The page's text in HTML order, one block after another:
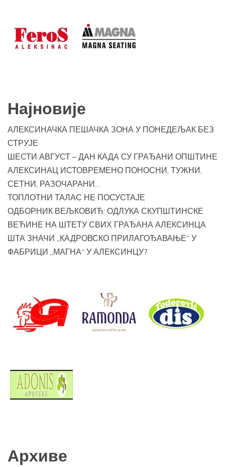
Најновије
АЛЕКСИНАЧКА ПЕШАЧКА ЗОНА У ПОНЕДЕЉАК БЕЗ
СТРУЈЕ
ШЕСТИ АВГУСТ – ДАН КАДА СУ ГРАЂАНИ ОПШТИНЕ
АЛЕКСИНАЦ ИСТОВРЕМЕНО ПОНОСНИ, ТУЖНИ,
СЕТНИ, РАЗОЧАРАНИ…
ТОПЛОТНИ ТАЛАС НЕ ПОСУСТАЈЕ
ОДБОРНИК ВЕЉКОВИЋ: ОДЛУКА СКУПШТИНСКЕ
ВЕЋИНЕ НА ШТЕТУ СВИХ ГРАЂАНА АЛЕКСИНЦА
ШТА ЗНАЧИ „КАДРОВСКО ПРИЛАГОЂАВАЊЕ“ У
ФАБРИЦИ „МАГНА“ У АЛЕКСИНЦУ?
Архиве